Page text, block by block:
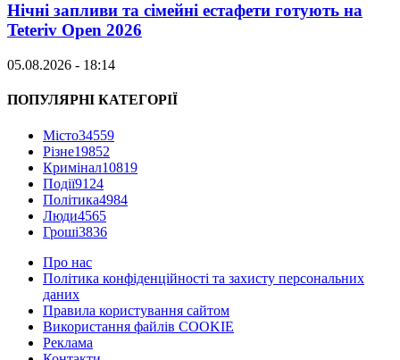
Нічні запливи та сімейні естафети готують на
Teteriv Open 2026
05.08.2026 - 18:14
ПОПУЛЯРНІ КАТЕГОРІЇ
Місто34559
Різне19852
Кримінал10819
Події9124
Політика4984
Люди4565
Гроші3836
Про нас
Політика конфіденційності та захисту персональних
даних
Правила користування сайтом
Використання файлів COOKIE
Реклама